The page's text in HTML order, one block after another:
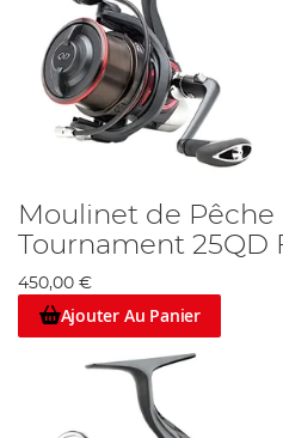
Moulinet de Pêche
Tournament 25QD
450,00 €
Ajouter Au Panier